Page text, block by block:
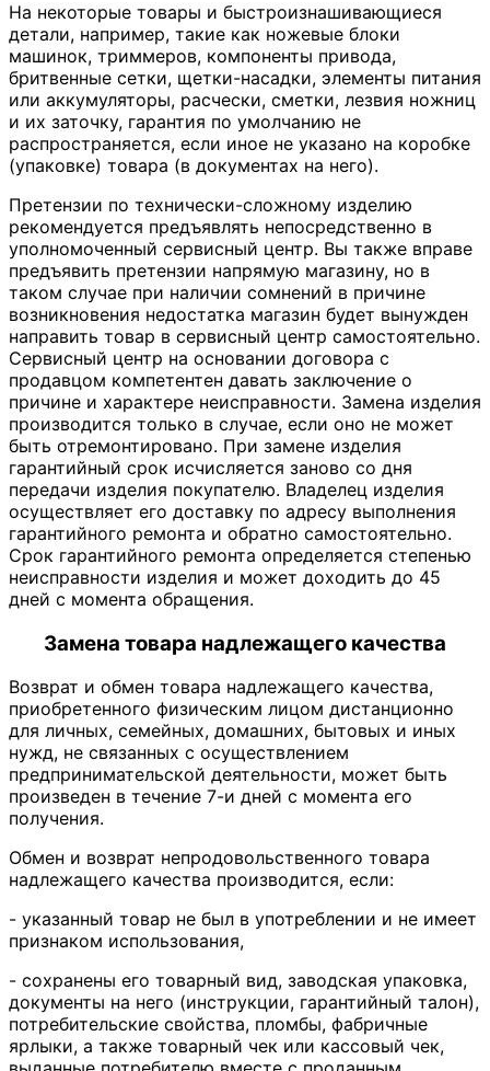
На некоторые товары и быстроизнашивающиеся
детали, например, такие как ножевые блоки
машинок, триммеров, компоненты привода,
бритвенные сетки, щетки-насадки, элементы питания
или аккумуляторы, расчески, сметки, лезвия ножниц
и их заточку, гарантия по умолчанию не
распространяется, если иное не указано на коробке
(упаковке) товара (в документах на него).
Претензии по технически-сложному изделию
рекомендуется предъявлять непосредственно в
уполномоченный сервисный центр. Вы также вправе
предъявить претензии напрямую магазину, но в
таком случае при наличии сомнений в причине
возникновения недостатка магазин будет вынужден
направить товар в сервисный центр самостоятельно.
Сервисный центр на основании договора с
продавцом компетентен давать заключение о
причине и характере неисправности. Замена изделия
производится только в случае, если оно не может
быть отремонтировано. При замене изделия
гарантийный срок исчисляется заново со дня
передачи изделия покупателю. Владелец изделия
осуществляет его доставку по адресу выполнения
гарантийного ремонта и обратно самостоятельно.
Срок гарантийного ремонта определяется степенью
неисправности изделия и может доходить до 45
дней с момента обращения.
Замена товара надлежащего качества
Возврат и обмен товара надлежащего качества,
приобретенного физическим лицом дистанционно
для личных, семейных, домашних, бытовых и иных
нужд, не связанных с осуществлением
предпринимательской деятельности, может быть
произведен в течение 7-и дней с момента его
получения.
Обмен и возврат непродовольственного товара
надлежащего качества производится, если:
- указанный товар не был в употреблении и не имеет
признаком использования,
- сохранены его товарный вид, заводская упаковка,
документы на него (инструкции, гарантийный талон),
потребительские свойства, пломбы, фабричные
ярлыки, а также товарный чек или кассовый чек,